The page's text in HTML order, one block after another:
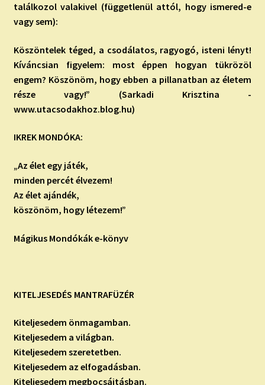
találkozol valakivel (függetlenül attól, hogy ismered-e
vagy sem):
Köszöntelek téged, a csodálatos, ragyogó, isteni lényt!
Kíváncsian figyelem: most éppen hogyan tükrözöl
engem? Köszönöm, hogy ebben a pillanatban az életem
része vagy!” (Sarkadi Krisztina -
www.utacsodakhoz.blog.hu)
IKREK MONDÓKA:
„Az élet egy játék,
minden percét élvezem!
Az élet ajándék,
köszönöm, hogy létezem!”
Mágikus Mondókák e-könyv
KITELJESEDÉS MANTRAFÜZÉR
Kiteljesedem önmagamban.
Kiteljesedem a világban.
Kiteljesedem szeretetben.
Kiteljesedem az elfogadásban.
Kiteljesedem megbocsájtásban.